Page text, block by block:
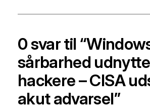
0 svar til
sårbarhed
hackere – CISA
akut advarsel”